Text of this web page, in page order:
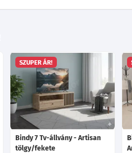
SZUPER ÁR!
Bindy 7 Tv-állvány - Artisan
tölgy/fekete